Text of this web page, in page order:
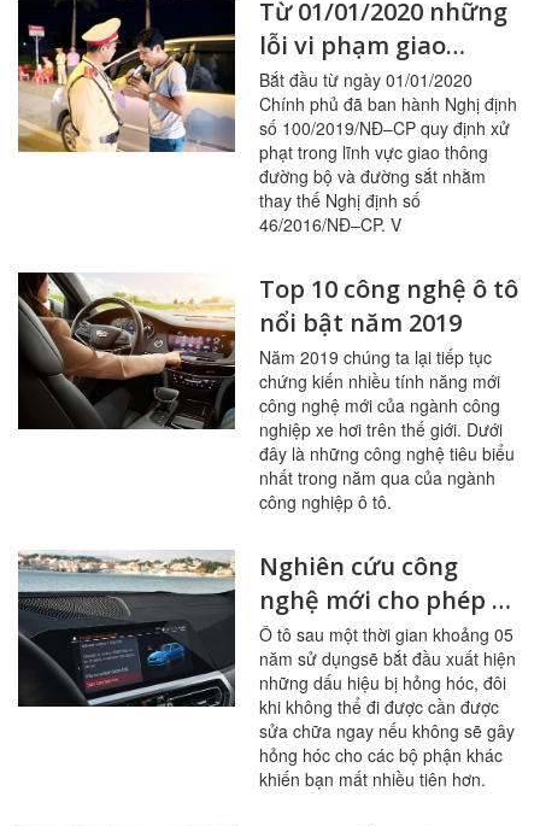
Từ 01/01/2020 những
lỗi vi phạm giao
thông nào sẽ bị tăng
mức xử phạt?
Bắt đầu từ ngày 01/01/2020
Chính phủ đã ban hành Nghị định
số 100/2019/NĐ–CP quy định xử
phạt trong lĩnh vực giao thông
đường bộ và đường sắt nhằm
thay thế Nghị định số
46/2016/NĐ–CP. V
Top 10 công nghệ ô tô
nổi bật năm 2019
Năm 2019 chúng ta lại tiếp tục
chứng kiến nhiều tính năng mới
công nghệ mới của ngành công
nghiệp xe hơi trên thế giới. Dưới
đây là những công nghệ tiêu biểu
nhất trong năm qua của ngành
công nghiệp ô tô.
Nghiên cứu công
nghệ mới cho phép ô
tô có khả năng tự
miễn dịch
Ô tô sau một thời gian khoảng 05
năm sử dụngsẽ bắt đầu xuất hiện
những dấu hiệu bị hỏng hóc, đôi
khi không thể đi được cần được
sửa chữa ngay nếu không sẽ gây
hỏng hóc cho các bộ phận khác
khiến bạn mất nhiều tiên hơn.